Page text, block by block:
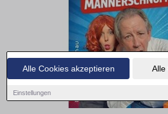
Alle Cookies akzeptieren Alle
Einstellungen